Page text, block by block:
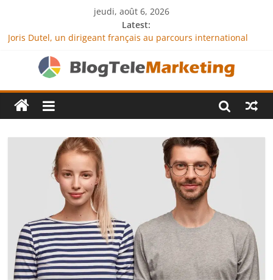
jeudi, août 6, 2026
Latest:
Joris Dutel, un dirigeant français au parcours international
Agria Assurance Animaux : comment l’entreprise se
démarque-t-elle de la concurrence ?
JCA Academy : l’excellence au service de l’indépendance
financière
Denis Bouclon : la diplomatie éducative comme moteur de
Next Terra International : des solutions logistiques au service
du commerce international